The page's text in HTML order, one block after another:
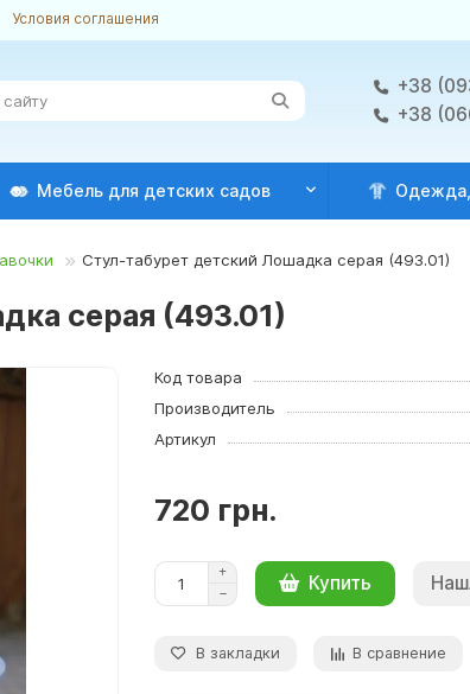
Условия соглашения
+38
+38
Мебель для детских садов Одежда,
Стул-табурет детский Лошадка серая (493.01)
серая (493.01)
Код товара
Производитель
Артикул
720 грн.
Купить
В закладки В сравнение